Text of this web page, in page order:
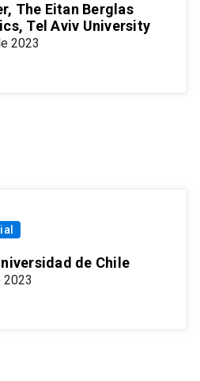
The Eitan Berglas
Tel Aviv University
2023
de Chile
2023